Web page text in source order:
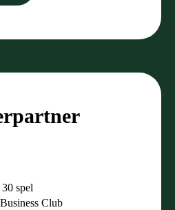
spel
Club